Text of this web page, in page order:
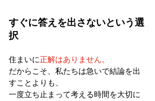
すぐに答えを出さないという選
択
住まいに正解はありません。
だからこそ、私たちは急いで結論を出
すことよりも、
一度立ち止まって考える時間を大切に